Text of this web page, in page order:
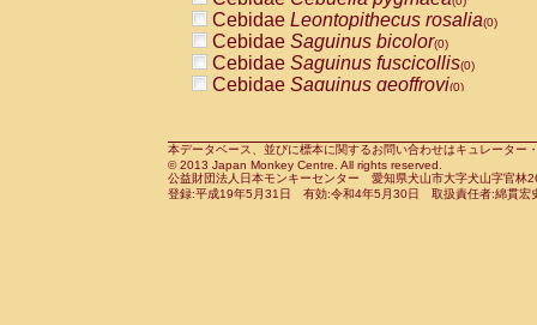
CercopithecidaeCercocebus
CercopithecidaeCercocebus
CercopithecidaeCercocebus
CercopithecidaeCercocebushybrid
CercopithecidaePapio anubis(0)
CercopithecidaePapio cynocephalus
CercopithecidaePapio hamadryas(0)
Cebidae Leontopithecus rosalia(0)
Cebidae Saguinus bicolor(0)
Cebidae Saguinus fuscicollis(0)
Cebidae Saguinus geoffroyi(0)
CebidaeSaguinus leucopus(0)
CebidaeSaguinus midas(0)
Cebidae Saguinus mystax(0)
本データベース、並びに標本に関するお問い合わせはキュレータ
© 2013 Japan Monkey Centre. All rights reserved.
公益財団法人日本モンキーセンター 愛知県犬山市大字犬山字官
登録:平成19年5月31日 有効:令和4年5月30日 取扱責任者:綿貫宏